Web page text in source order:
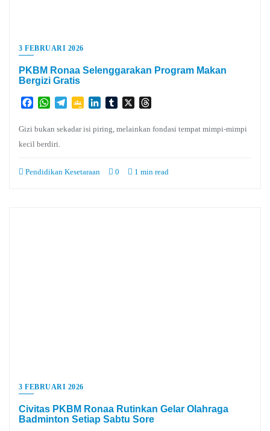
3 FEBRUARI 2026
PKBM Ronaa Selenggarakan Program Makan
Bergizi Gratis
FacebookWhatsApp
TelegramGoogleLinkedInTumblr
X
Gizi bukan sekadar isi piring, melainkan fondasi tempat mimpi-mimpi
kecil berdiri.
Pendidikan Kesetaraan 0 1 min read
3 FEBRUARI 2026
Civitas PKBM Ronaa Rutinkan Gelar Olahraga
Badminton Setiap Sabtu Sore